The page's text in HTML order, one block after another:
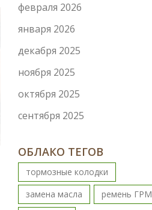
февраля 2026
января 2026
декабря 2025
ноября 2025
октября 2025
сентября 2025
ОБЛАКО ТЕГОВ
тормозные колодки
замена масла
ремень ГРМ